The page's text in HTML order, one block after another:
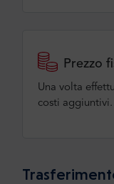
Prezzo
Una volta
costi aggiuntivi.